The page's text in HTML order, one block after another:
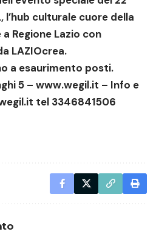
l’hub culturale cuore della
Regione Lazio con
LAZIOcrea.
a esaurimento posti.
5 – www.wegil.it – Info e
tel 3346841506